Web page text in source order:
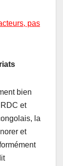
pas
bien
et
la
et